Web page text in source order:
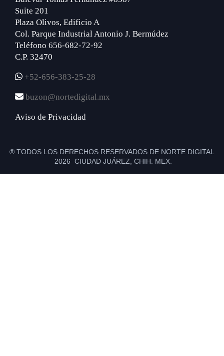
Suite 201
Plaza Olivos, Edificio A
Col. Parque Industrial Antonio J. Bermúdez
Teléfono 656-682-72-92
C.P. 32470
+52-656-383-25-28
buzon@nortedigital.mx
Aviso de Privacidad
® TODOS LOS DERECHOS RESERVADOS DE NORTE DIGITAL
2026 CIUDAD JUÁREZ, CHIH. MEX.